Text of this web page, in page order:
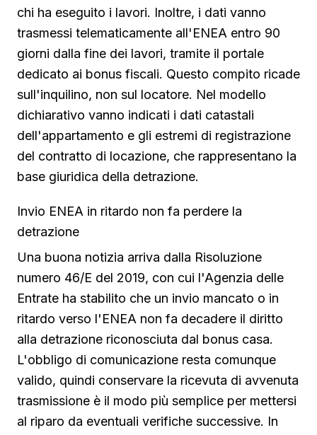
chi ha eseguito i lavori. Inoltre, i dati vanno
trasmessi telematicamente all'ENEA entro 90
giorni dalla fine dei lavori, tramite il portale
dedicato ai bonus fiscali. Questo compito ricade
sull'inquilino, non sul locatore. Nel modello
dichiarativo vanno indicati i dati catastali
dell'appartamento e gli estremi di registrazione
del contratto di locazione, che rappresentano la
base giuridica della detrazione.
Invio ENEA in ritardo non fa perdere la
detrazione
Una buona notizia arriva dalla Risoluzione
numero 46/E del 2019, con cui l'Agenzia delle
Entrate ha stabilito che un invio mancato o in
ritardo verso l'ENEA non fa decadere il diritto
alla detrazione riconosciuta dal bonus casa.
L'obbligo di comunicazione resta comunque
valido, quindi conservare la ricevuta di avvenuta
trasmissione è il modo più semplice per mettersi
al riparo da eventuali verifiche successive. In